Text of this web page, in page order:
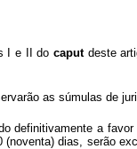
I e II do caputdeste
as súmulas de
definitivamente a
dias, serão